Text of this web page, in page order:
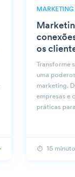
MARKETING
os
Transforme
uma
marketing.
empresas e
práticas
15